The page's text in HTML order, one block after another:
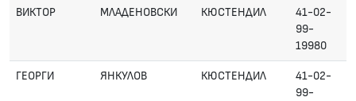
ВИКТОР МЛАДЕНОВСКИ КЮСТЕНДИЛ
41-02-
99-
19980
ГЕОРГИ ЯНКУЛОВ КЮСТЕНДИЛ
41-02-
99-